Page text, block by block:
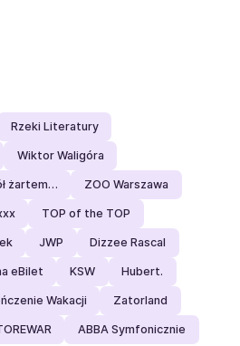
Rzeki Literatury
Wiktor Waligóra
żartem… ZOO Warszawa
TOP of the TOP
JWP Dizzee Rascal
eBilet KSW Hubert.
Wakacji Zatorland
ABBA Symfonicznie